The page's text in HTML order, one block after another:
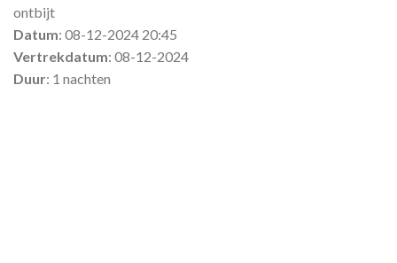
ontbijt
Datum: 08-12-2024 20:45
Vertrekdatum: 08-12-2024
Duur: 1 nachten